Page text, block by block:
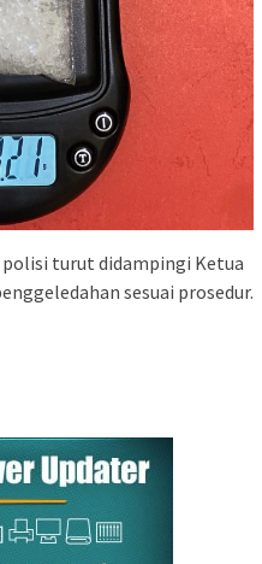
turut didampingi Ketua
sesuai prosedur.